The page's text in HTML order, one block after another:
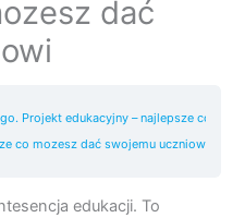
dać
Projekt edukacyjny – najlepsze co
co mozesz dać swojemu uczniowi
edukacji. To